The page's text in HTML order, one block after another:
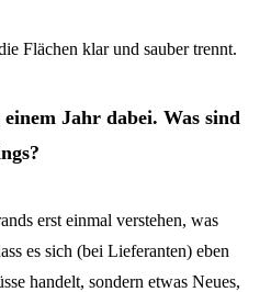
Flächen klar und sauber trennt.
Jahr dabei. Was sind
erst einmal verstehen, was
es sich (bei Lieferanten) eben
handelt, sondern etwas Neues,